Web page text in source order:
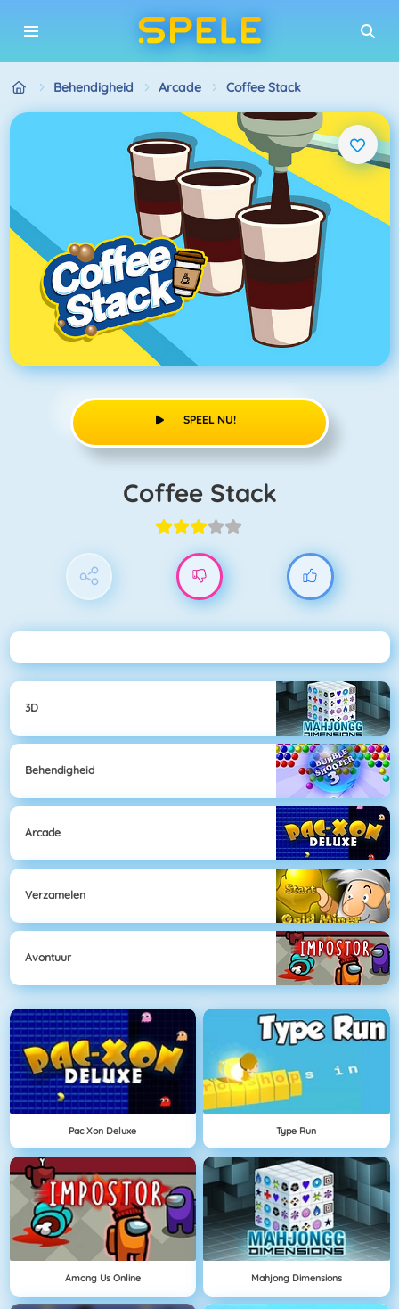
Behendigheid Arcade Coffee Stack
SPEEL NU!
Coffee Stack
3D
Behendigheid
Arcade
Verzamelen
Avontuur
Pac Xon Deluxe Type Run
Among Us Online Mahjong Dimensions